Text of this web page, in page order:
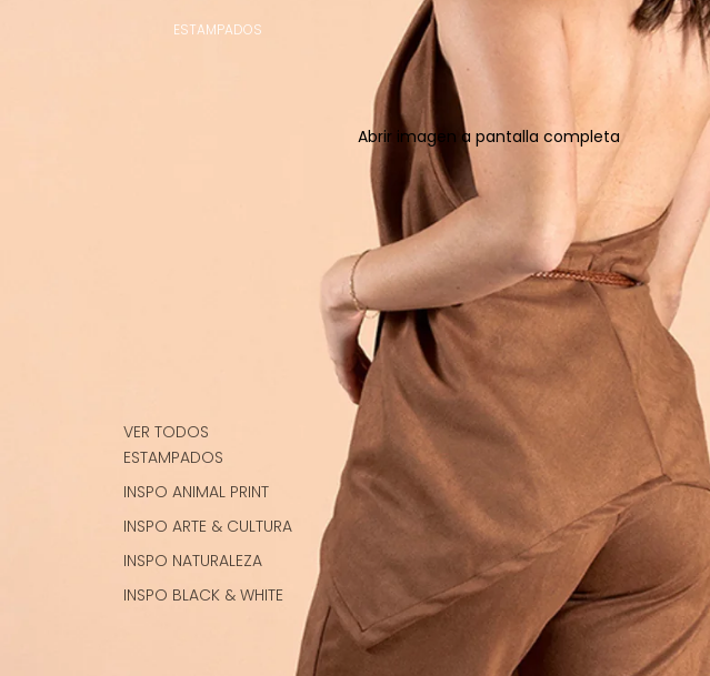
ESTAMPADOS
VER TODOS
ESTAMPADOS
INSPO ANIMAL PRINT
INSPO ARTE & CULTURA
INSPO NATURALEZA
INSPO BLACK & WHITE
Abrir imagen a pantalla completa